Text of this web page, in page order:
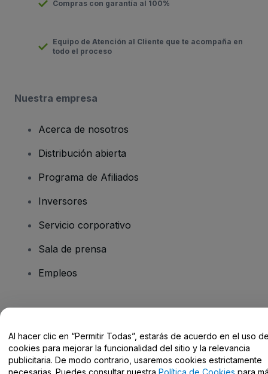
Compras con garantía al 100%
Equipo de Atención al Cliente que te acompaña en
todo el proceso
Nuestra empresa
Acerca de nosotros
Distribución abierta
Programa de Afiliados
Inversores
Servicio corporativo
Sala de prensa
Empleos
Centro de Ayuda / Contacto
Al hacer clic en “Permitir Todas”, estarás de acuerdo en el uso
cookies para mejorar la funcionalidad del sitio y la relevancia
publicitaria. De modo contrario, usaremos cookies estrictamente
necesarias. Puedes consultar nuestra Política de Cookies para